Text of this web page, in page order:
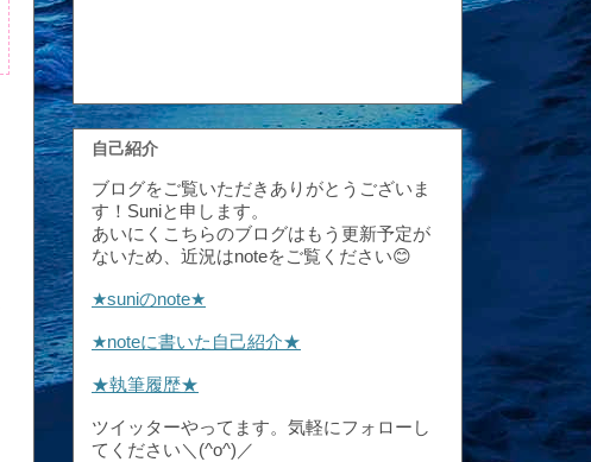
自己紹介
ブログをご覧いただきありがとうございま
す！Suniと申します。
あいにくこちらのブログはもう更新予定が
ないため、近況はnoteをご覧ください😊
★suniのnote★
★noteに書いた自己紹介★
★執筆履歴★
ツイッターやってます。気軽にフォローし
てください＼(^o^)／